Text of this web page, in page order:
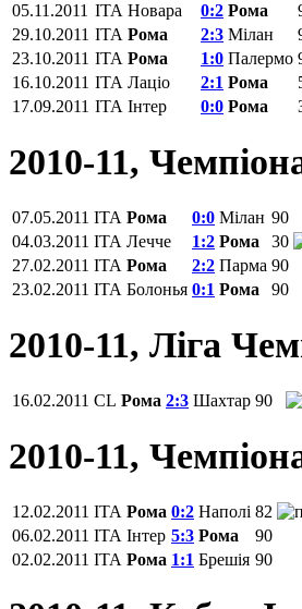
05.11.2011 ITA Новара 0:2 Рома
29.10.2011 ITA Рома 2:3 Мілан
23.10.2011 ITA Рома 1:0 Палермо
16.10.2011 ITA Лаціо 2:1 Рома
17.09.2011 ITA Інтер 0:0 Рома
2010-11,
07.05.2011 ITA Рома 0:0 Мілан 90
04.03.2011 ITA Лечче 1:2 Рома 30
27.02.2011 ITA Рома 2:2 Парма 90
23.02.2011 ITA Болонья 0:1 Рома 90
2010-11, Ліга
16.02.2011 CL Рома 2:3 Шахтар 90
2010-11,
12.02.2011 ITA Рома 0:2 Наполі 82
06.02.2011 ITA Інтер 5:3 Рома
90
02.02.2011 ITA Рома 1:1 Брешія 90